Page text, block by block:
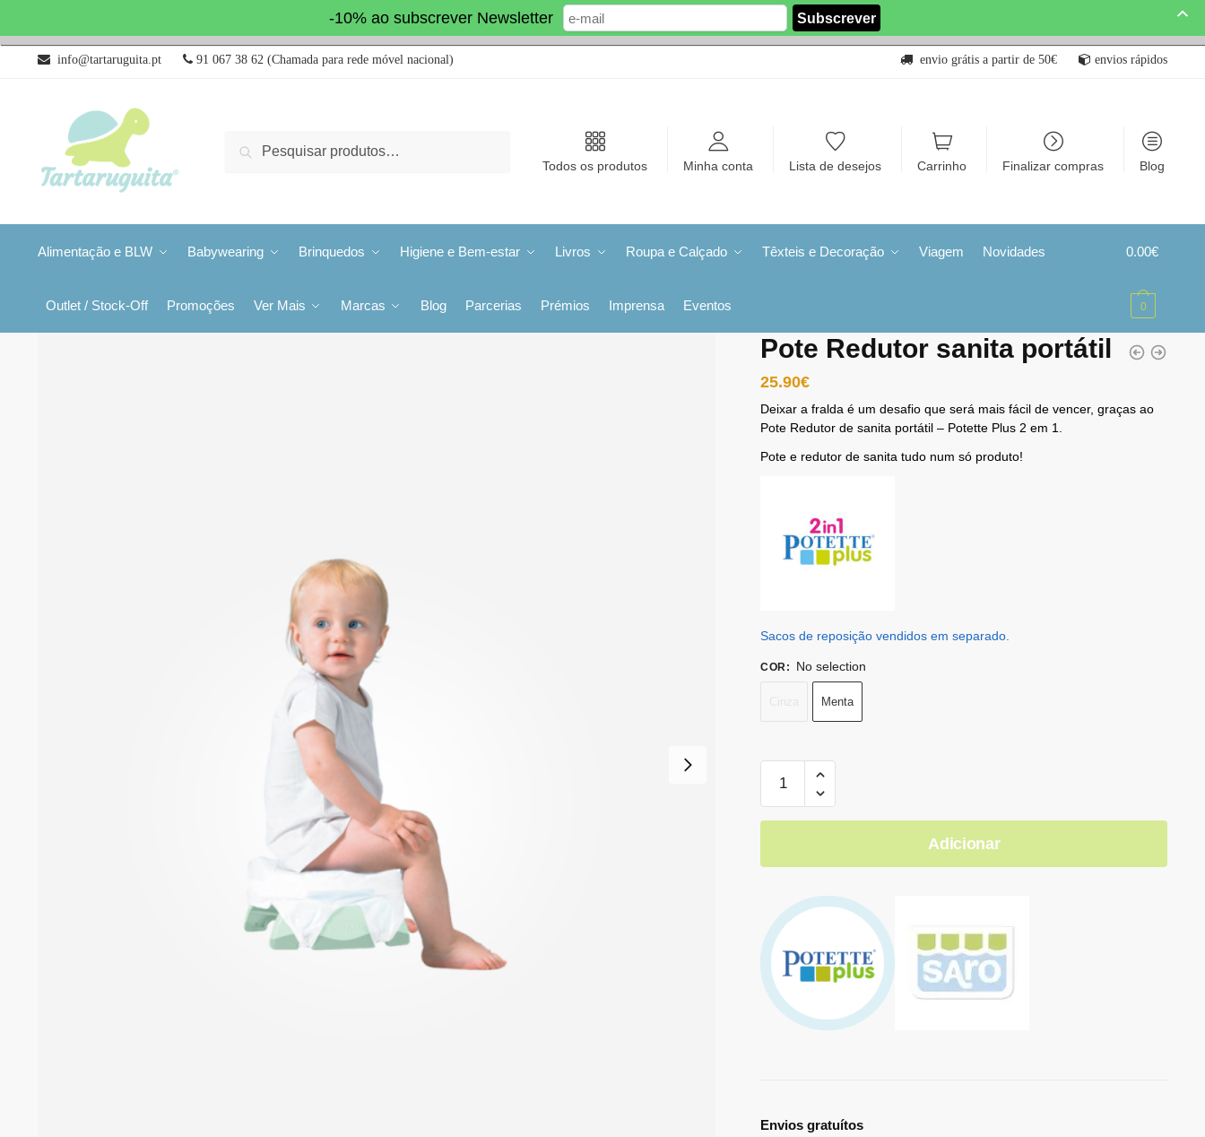
-10% ao subscrever Newsletter
info@tartaruguita.pt 91 067 38 62 (Chamada para rede móvel nacional) envio grátis a partir de 50€ envios rápidos
Pesquisa
Todos os produtos Minha conta Lista de desejos Carrinho Finalizar compras Blog
Alimentação e BLW Babywearing Brinquedos Higiene e Bem-estar Livros Roupa e Calçado Têxteis e Decoração Viagem Novidades
Outlet / Stock-Off Promoções Ver Mais Marcas Blog Parcerias Prémios Imprensa Eventos
0.00€
0
Pote Redutor sanita portátil
25.90€
Deixar a fralda é um desafio que será mais fácil de vencer, graças ao
Pote Redutor de sanita portátil – Potette Plus 2 em 1.
Pote e redutor de sanita tudo num só produto!
Sacos de reposição vendidos em separado.
COR: No selection
Menta
Adicionar
Envios gratuítos